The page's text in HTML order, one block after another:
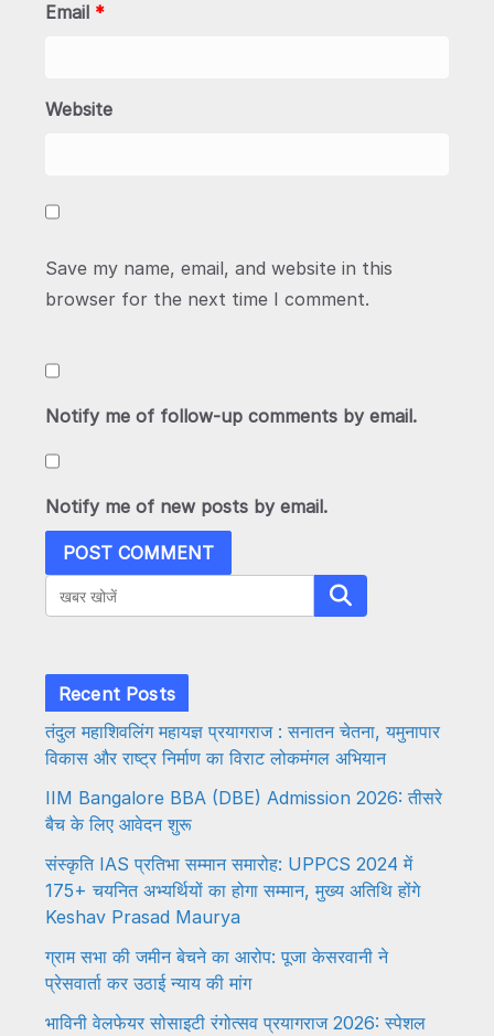
Email *
Website
Save my name, email, and website in this
browser for the next time I comment.
Notify me of follow-up comments by email.
Notify me of new posts by email.
Search
Recent Posts
तंदुल महाशिवलिंग महायज्ञ प्रयागराज : सनातन चेतना, यमुनापार
विकास और राष्ट्र निर्माण का विराट लोकमंगल अभियान
IIM Bangalore BBA (DBE) Admission 2026: तीसरे
बैच के लिए आवेदन शुरू
संस्कृति IAS प्रतिभा सम्मान समारोह: UPPCS 2024 में
175+ चयनित अभ्यर्थियों का होगा सम्मान, मुख्य अतिथि होंगे
Keshav Prasad Maurya
ग्राम सभा की जमीन बेचने का आरोप: पूजा केसरवानी ने
प्रेसवार्ता कर उठाई न्याय की मांग
भाविनी वेलफेयर सोसाइटी रंगोत्सव प्रयागराज 2026: स्पेशल